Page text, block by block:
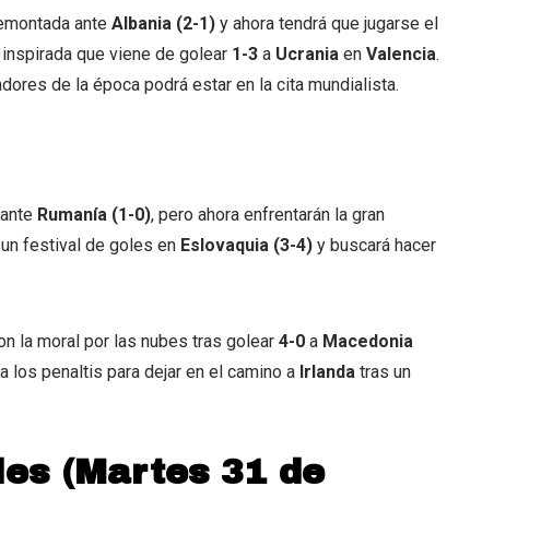
ante Albania (2-1) y ahora tendrá que jugarse el
inspirada que viene de golear 1-3 a Ucrania en Valencia.
de la época podrá estar en la cita mundialista.
Rumanía (1-0), pero ahora enfrentarán la gran
festival de goles en Eslovaquia (3-4) y buscará hacer
la moral por las nubes tras golear 4-0 a Macedonia
los penaltis para dejar en el camino a Irlanda tras un
(Martes 31 de